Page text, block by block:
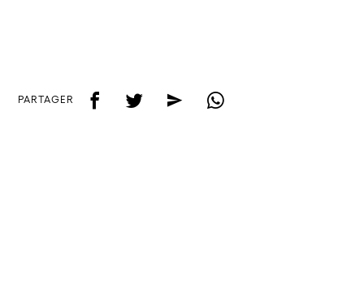
PARTAGER f t e w